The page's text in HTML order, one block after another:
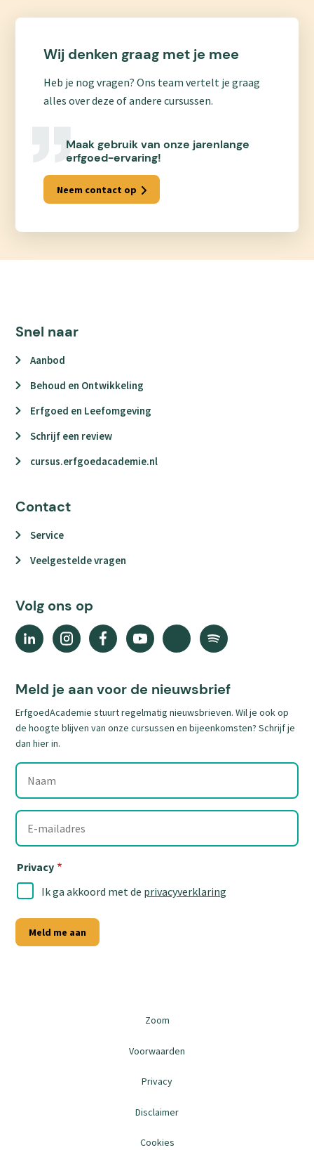
Wij denken graag met je mee
Heb je nog vragen? Ons team vertelt je graag
alles over deze of andere cursussen.
Maak gebruik van onze jarenlange
erfgoed-ervaring!
Neem contact op
Snel naar
Aanbod
Behoud en Ontwikkeling
Erfgoed en Leefomgeving
Schrijf een review
cursus.erfgoedacademie.nl
Contact
Service
Veelgestelde vragen
Volg ons op
Linkedin
link)
Instagram
link)
Facebook
link)
YouTube
link)
link)
Spotify
link)
Meld je aan voor de nieuwsbrief
ErfgoedAcademie stuurt regelmatig nieuwsbrieven. Wil je ook op
de hoogte blijven van onze cursussen en bijeenkomsten? Schrijf je
dan hier in.
Naam
E-
mailadres
Privacy
Ik ga akkoord met de privacyverklaring
Meld me aan
Zoom
Voorwaarden
Privacy
Disclaimer
Cookies